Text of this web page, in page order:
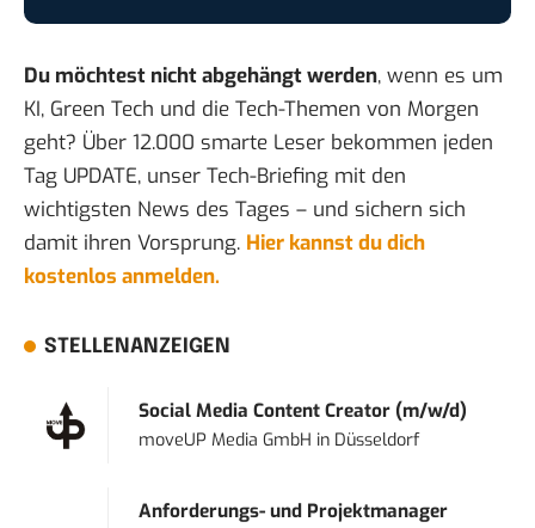
Du möchtest nicht abgehängt werden, wenn es um
KI, Green Tech und die Tech-Themen von Morgen
geht? Über 12.000 smarte Leser bekommen jeden
Tag UPDATE, unser Tech-Briefing mit den
wichtigsten News des Tages – und sichern sich
damit ihren Vorsprung. Hier kannst du dich
kostenlos anmelden.
STELLENANZEIGEN
Social Media Content Creator (m/w/d)
moveUP Media GmbH in Düsseldorf
Anforderungs- und Projektmanager